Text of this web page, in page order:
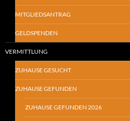
MITGLIEDSANTRAG
GELDSPENDEN
VERMITTLUNG
ZUHAUSE GESUCHT
ZUHAUSE GEFUNDEN
ZUHAUSE GEFUNDEN 2026